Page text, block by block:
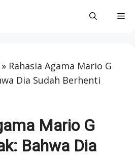
» Rahasia Agama Mario G
Dia Sudah Berhenti
Mario G
Bahwa Dia